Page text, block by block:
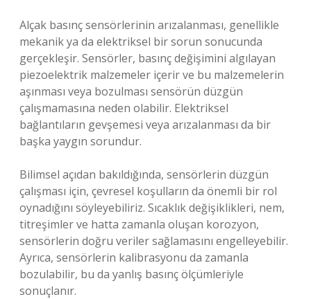
Alçak basınç sensörlerinin arızalanması, genellikle
mekanik ya da elektriksel bir sorun sonucunda
gerçekleşir. Sensörler, basınç değişimini algılayan
piezoelektrik malzemeler içerir ve bu malzemelerin
aşınması veya bozulması sensörün düzgün
çalışmamasına neden olabilir. Elektriksel
bağlantıların gevşemesi veya arızalanması da bir
başka yaygın sorundur.
Bilimsel açıdan bakıldığında, sensörlerin düzgün
çalışması için, çevresel koşulların da önemli bir rol
oynadığını söyleyebiliriz. Sıcaklık değişiklikleri, nem,
titreşimler ve hatta zamanla oluşan korozyon,
sensörlerin doğru veriler sağlamasını engelleyebilir.
Ayrıca, sensörlerin kalibrasyonu da zamanla
bozulabilir, bu da yanlış basınç ölçümleriyle
sonuçlanır.